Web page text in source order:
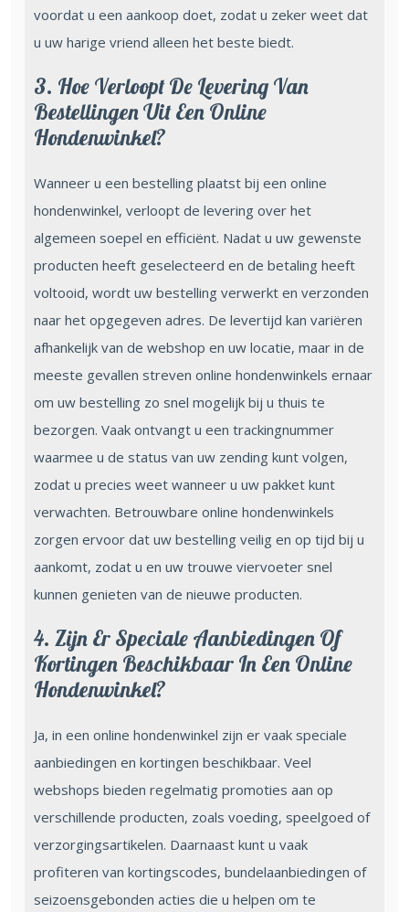
voordat u een aankoop doet, zodat u zeker weet dat
u uw harige vriend alleen het beste biedt.
3. Hoe Verloopt De Levering Van
Bestellingen Uit Een Online
Hondenwinkel?
Wanneer u een bestelling plaatst bij een online
hondenwinkel, verloopt de levering over het
algemeen soepel en efficiënt. Nadat u uw gewenste
producten heeft geselecteerd en de betaling heeft
voltooid, wordt uw bestelling verwerkt en verzonden
naar het opgegeven adres. De levertijd kan variëren
afhankelijk van de webshop en uw locatie, maar in de
meeste gevallen streven online hondenwinkels ernaar
om uw bestelling zo snel mogelijk bij u thuis te
bezorgen. Vaak ontvangt u een trackingnummer
waarmee u de status van uw zending kunt volgen,
zodat u precies weet wanneer u uw pakket kunt
verwachten. Betrouwbare online hondenwinkels
zorgen ervoor dat uw bestelling veilig en op tijd bij u
aankomt, zodat u en uw trouwe viervoeter snel
kunnen genieten van de nieuwe producten.
4. Zijn Er Speciale Aanbiedingen Of
Kortingen Beschikbaar In Een Online
Hondenwinkel?
Ja, in een online hondenwinkel zijn er vaak speciale
aanbiedingen en kortingen beschikbaar. Veel
webshops bieden regelmatig promoties aan op
verschillende producten, zoals voeding, speelgoed of
verzorgingsartikelen. Daarnaast kunt u vaak
profiteren van kortingscodes, bundelaanbiedingen of
seizoensgebonden acties die u helpen om te